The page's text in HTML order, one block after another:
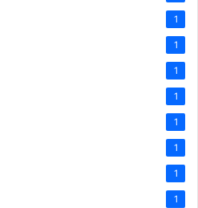
1
1
1
1
1
1
1
1